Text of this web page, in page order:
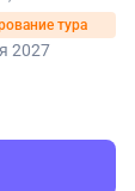
тура
2027